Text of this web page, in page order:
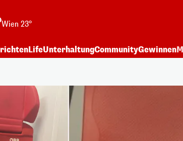
Wien 23°
LifeUnterhaltungCommunityGewinnen